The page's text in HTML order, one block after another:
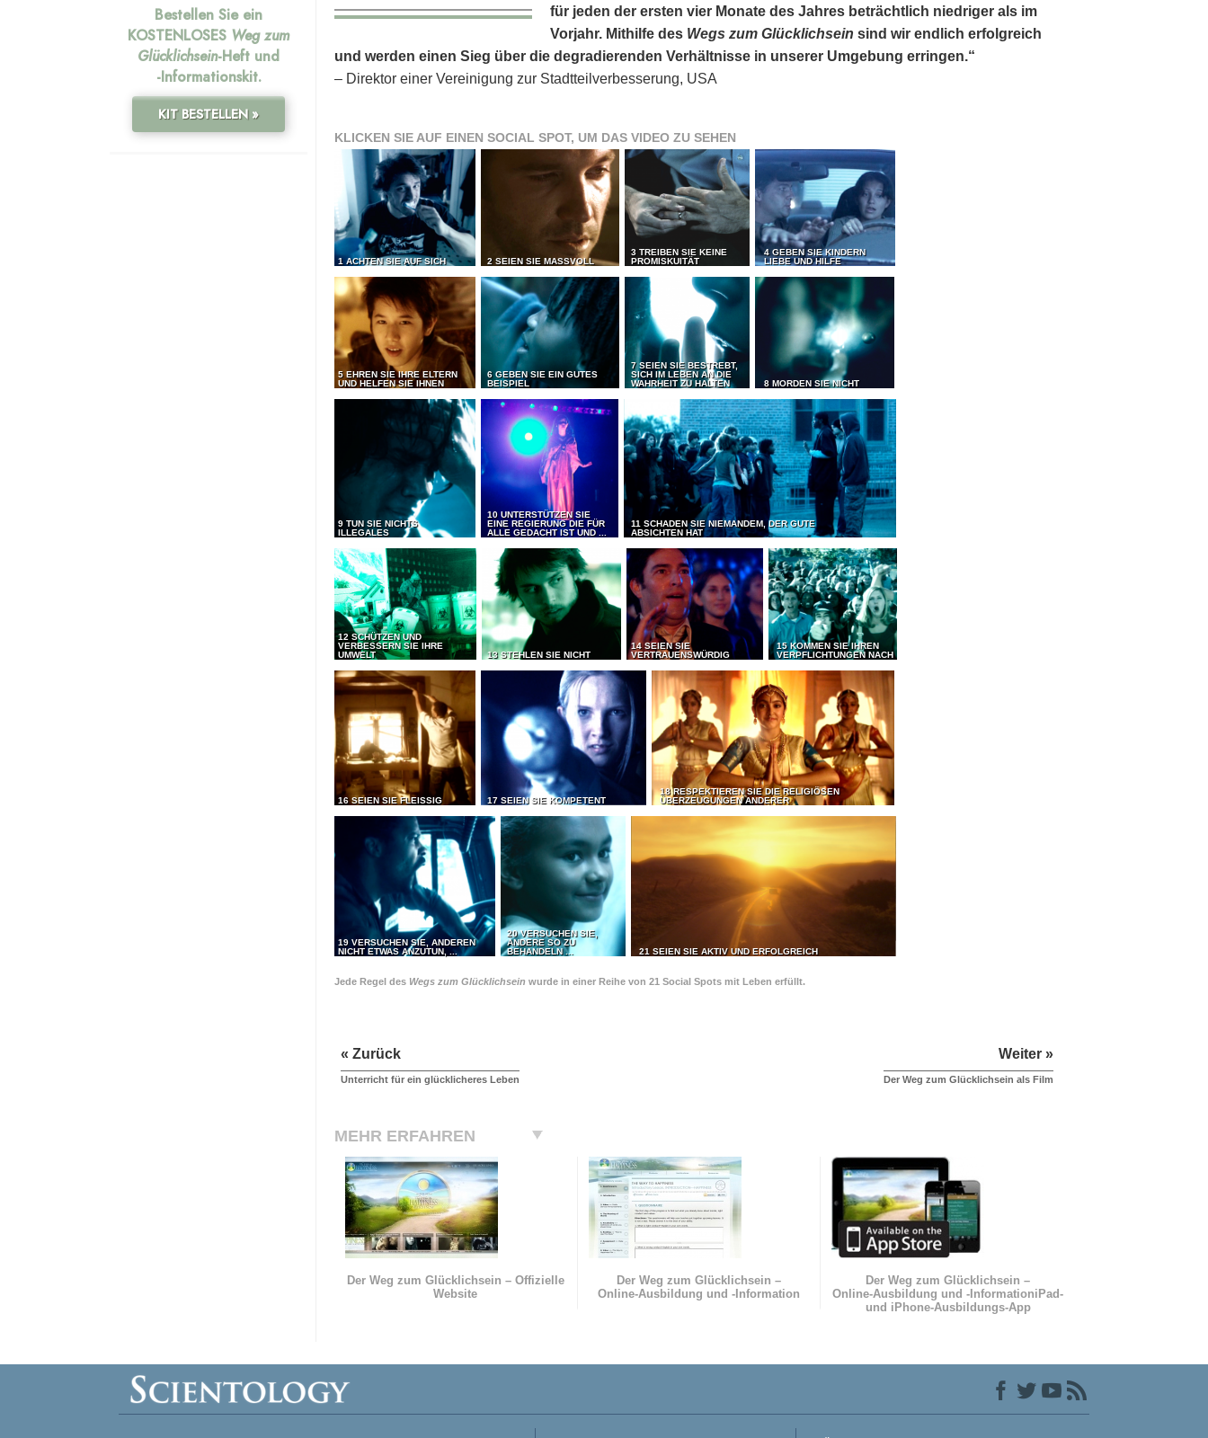
für jeden der ersten vier Monate des Jahres beträchtlich niedriger als im
Vorjahr. Mithilfe des Wegs zum Glücklichsein sind wir endlich erfolgreich
und werden einen Sieg über die degradierenden Verhältnisse in unserer Umgebung erringen.“
– Direktor einer Vereinigung zur Stadtteilverbesserung, USA
KLICKEN SIE AUF EINEN SOCIAL SPOT, UM DAS VIDEO ZU SEHEN
1 ACHTEN SIE AUF SICH 2 SEIEN SIE MASSVOLL
3 TREIBEN SIE KEINE
PROMISKUITÄT
4 GEBEN SIE KINDERN
LIEBE UND HILFE
5 EHREN SIE IHRE ELTERN
UND HELFEN SIE IHNEN
6 GEBEN SIE EIN GUTES
BEISPIEL
7 SEIEN SIE BESTREBT,
SICH IM LEBEN AN DIE
WAHRHEIT ZU HALTEN
8 MORDEN SIE NICHT
9 TUN SIE NICHTS
ILLEGALES
10 UNTERSTÜTZEN SIE
EINE REGIERUNG DIE FÜR
ALLE GEDACHT IST UND ...
11 SCHADEN SIE NIEMANDEM, DER GUTE
ABSICHTEN HAT
12 SCHÜTZEN UND
VERBESSERN SIE IHRE
UMWELT
13 STEHLEN SIE NICHT
14 SEIEN SIE
VERTRAUENSWÜRDIG
15 KOMMEN SIE IHREN
VERPFLICHTUNGEN NACH
16 SEIEN SIE FLEISSIG 17 SEIEN SIE KOMPETENT
18 RESPEKTIEREN SIE DIE RELIGIÖSEN
ÜBERZEUGUNGEN ANDERER
19 VERSUCHEN SIE, ANDEREN
NICHT ETWAS ANZUTUN, ...
20 VERSUCHEN SIE,
ANDERE SO ZU
BEHANDELN ...
21 SEIEN SIE AKTIV UND ERFOLGREICH
Jede Regel des Wegs zum Glücklichsein wurde in einer Reihe von 21 Social Spots mit Leben erfüllt.
« Zurück
Unterricht für ein glücklicheres Leben
Weiter »
Der Weg zum Glücklichsein als Film
MEHR ERFAHREN
Der Weg zum Glücklichsein – Offizielle
Website
Der Weg zum Glücklichsein –
Online-Ausbildung und -Information
Der Weg zum Glücklichsein –
Online-Ausbildung und-InformationiPad-
und iPhone-Ausbildungs-App
Bestellen Sie ein
KOSTENLOSES Weg zum
Glücklichsein-Heft und
-Informationskit.
KIT BESTELLEN »